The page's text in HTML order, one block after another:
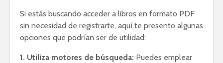
Si estás buscando acceder a libros en formato PDF
sin necesidad de registrarte, aquí te presento algunas
opciones que podrían ser de utilidad:
1. Utiliza motores de búsqueda: Puedes emplear